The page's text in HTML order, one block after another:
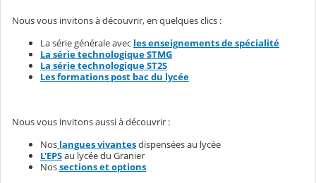
Nous vous invitons à découvrir, en quelques clics :
La série générale avec les enseignements de spécialité
La série technologique STMG
La série technologique ST2S
Les formations post bac du lycée
Nous vous invitons aussi à découvrir :
Nos langues vivantesdispensées au lycée
L'EPSau lycée du Granier
Nossections et options